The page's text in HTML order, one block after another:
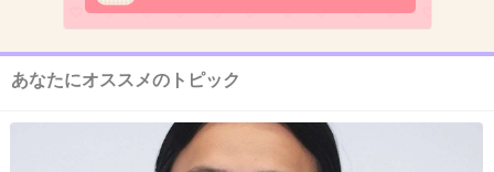
+38
健康で幸せになりますように。
あなたにオススメのトピック